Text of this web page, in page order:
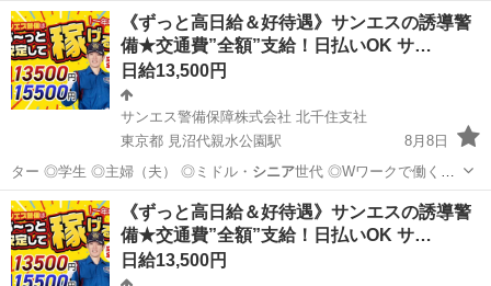
警備経験や…
東京 北区 田端駅 警備員 サンエス警備保障株式会社
《ずっと高日給＆好待遇》サンエスの誘導警
備★交通費”全額”支給！日払いOK サ…
日給13,500円
サンエス警備保障株式会社 北千住支社
東京都 見沼代親水公園駅
8月8日
ター ◎学生 ◎主婦（夫） ◎ミドル・ シニア世代 ◎Wワークで働く方
警備経験や…
東京 足立区 見沼代親水公園駅 警備員
サンエス警備保障株式会社
《ずっと高日給＆好待遇》サンエスの誘導警
備★交通費”全額”支給！日払いOK サ…
日給13,500円